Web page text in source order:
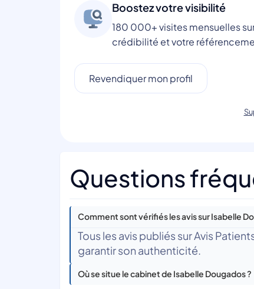
Boostez votre visibilité
180 000+ visites mensuelles
crédibilité et votre
Revendiquer mon profil
Questions
Comment sont vérifiés les avis sur Isabelle
Tous les avis publiés sur Avis
garantir son authenticité.
Où se situe le cabinet de Isabelle Dougados ?